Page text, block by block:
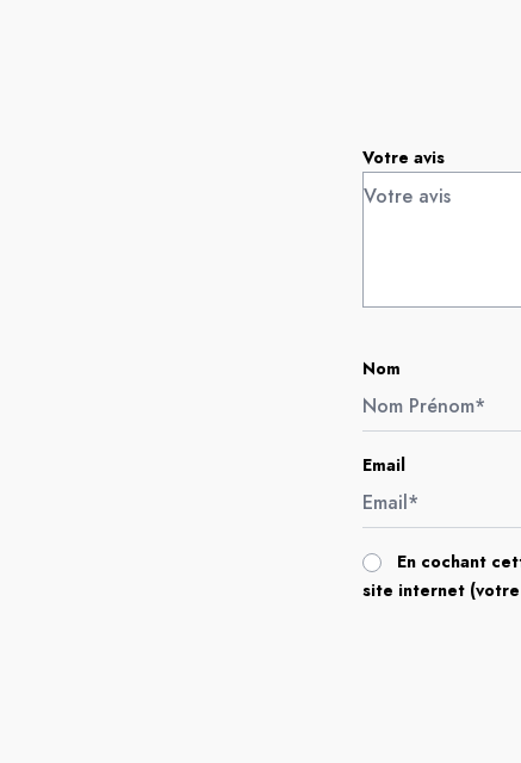
Votre avis
Nom
Email
En cochant
site internet